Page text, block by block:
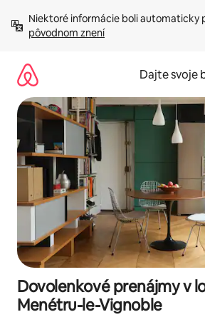
obsah.
Niektoré informácie boli automaticky
pôvodnom znení
Dajte svoje
Dovolenkové prenájmy v
Menétru-le-Vignoble